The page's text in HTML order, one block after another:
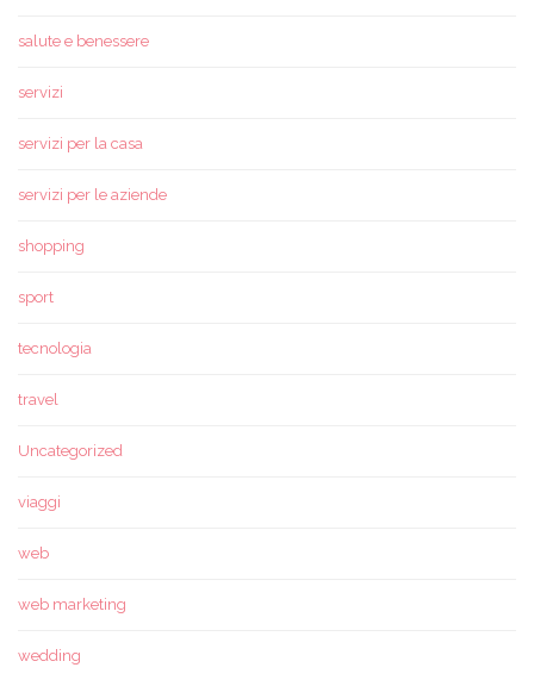
salute e benessere
servizi
servizi per la casa
servizi per le aziende
shopping
sport
tecnologia
travel
Uncategorized
viaggi
web
web marketing
wedding